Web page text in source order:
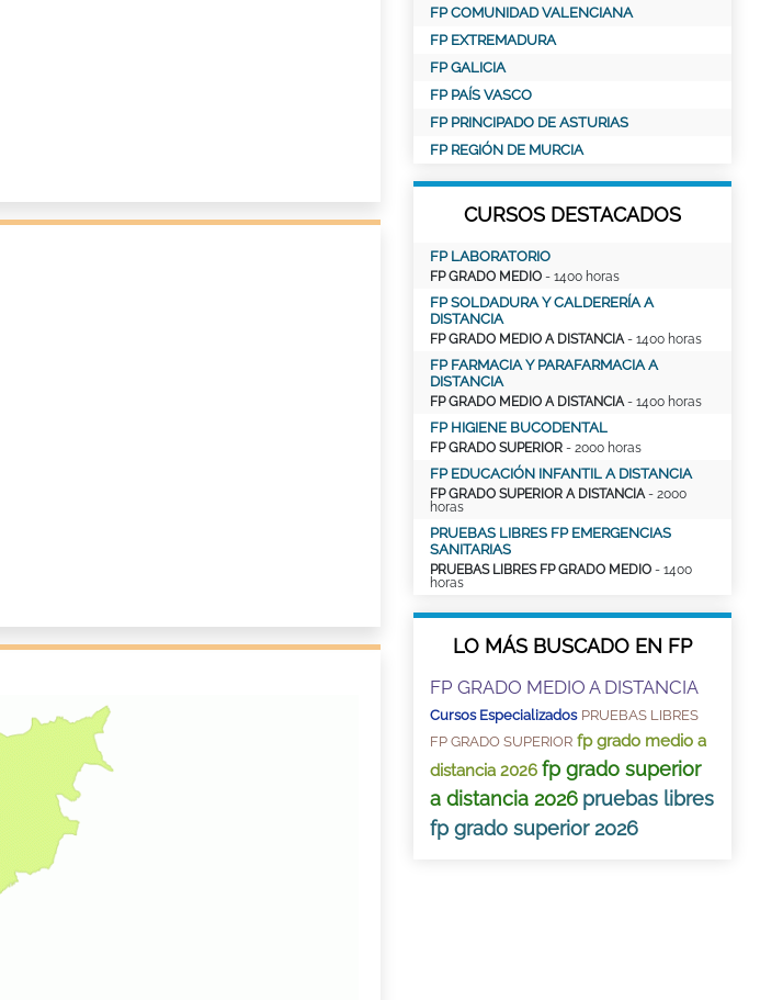
FP COMUNIDAD VALENCIANA
FP EXTREMADURA
FP GALICIA
FP PAÍS VASCO
FP PRINCIPADO DE ASTURIAS
FP REGIÓN DE MURCIA
CURSOS DESTACADOS
FP LABORATORIO
FP GRADO MEDIO - 1400 horas
FP SOLDADURA Y CALDERERÍA A
DISTANCIA
FP GRADO MEDIO A DISTANCIA- 1400 horas
FP FARMACIA Y PARAFARMACIA A
DISTANCIA
FP GRADO MEDIO A DISTANCIA- 1400 horas
FP HIGIENE BUCODENTAL
FP GRADO SUPERIOR - 2000 horas
FP EDUCACIÓN INFANTIL A DISTANCIA
FP GRADO SUPERIOR A DISTANCIA- 2000
horas
PRUEBAS LIBRES FP EMERGENCIAS
SANITARIAS
PRUEBAS LIBRES FP GRADO MEDIO - 1400
horas
LO MÁS BUSCADO EN FP
FP GRADO MEDIO A DISTANCIA
Cursos Especializados PRUEBAS LIBRES
FP GRADO SUPERIOR fp grado medio a
distancia 2026 fp grado superior
a distancia 2026 pruebas libres
fp grado superior 2026